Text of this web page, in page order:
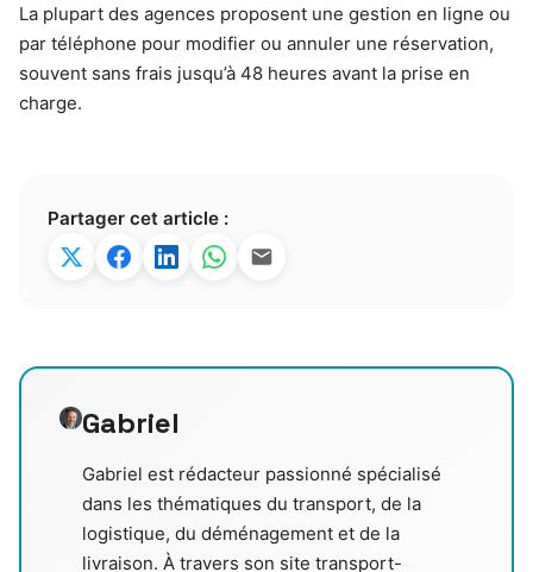
La plupart des agences proposent une gestion en ligne ou
par téléphone pour modifier ou annuler une réservation,
souvent sans frais jusqu’à 48 heures avant la prise en
charge.
Partager cet article :
Gabriel
Gabriel est rédacteur passionné spécialisé
dans les thématiques du transport, de la
logistique, du déménagement et de la
livraison. À travers son site transport-